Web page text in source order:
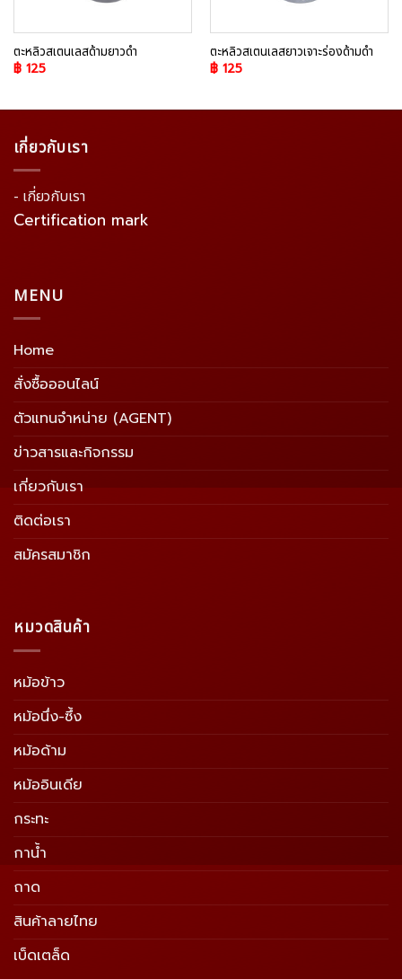
ตะหลิวสเตนเลสด้ามยาวดำ
฿125
ตะหลิวสเตนเลสยาวเจาะร่องด้ามดำ
฿125
เกี่ยวกับเรา
- เกี่ยวกับเรา
Certification mark
MENU
Home
สั่งซื้อออนไลน์
ตัวแทนจำหน่าย (AGENT)
ข่าวสารและกิจกรรม
เกี่ยวกับเรา
ติดต่อเรา
สมัครสมาชิก
หมวดสินค้า
หม้อข้าว
หม้อนึ่ง-ซึ้ง
หม้อด้าม
หม้ออินเดีย
กระทะ
กาน้ำ
ถาด
สินค้าลายไทย
เบ็ดเตล็ด